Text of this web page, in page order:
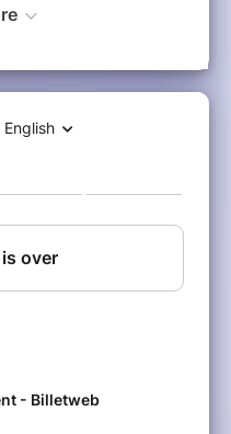
:131 Quai de la
international,
es le bienvenu !
du port de
Deauville,
Erasmus Fun